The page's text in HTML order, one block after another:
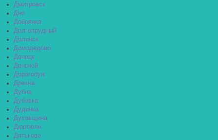
Дмитровск
Дно
Добрянка
Долгопрудный
Долинск
Домодедово
Донецк
Донской
Дорогобуж
Дрезна
Дубна
Дубовка
Дудинка
Духовщина
Дюртюли
Дятьково